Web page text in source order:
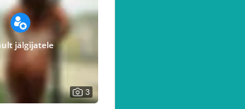
jälgijatele
3